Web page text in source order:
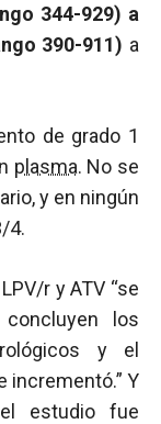
344-929) a
390-911) a
de grado 1
plasma. No se
y en ningún
4.
r y ATV “se
los
y el
incrementó.” Y
estudio fue